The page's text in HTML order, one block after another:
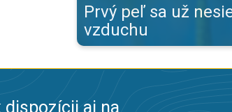
Prvý peľ sa už
vzduchu
dispozícii aj na